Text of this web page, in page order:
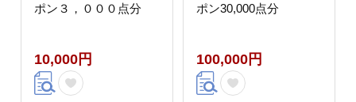
ポン３，０００点分
10,000円
ポン30,000点分
100,000円